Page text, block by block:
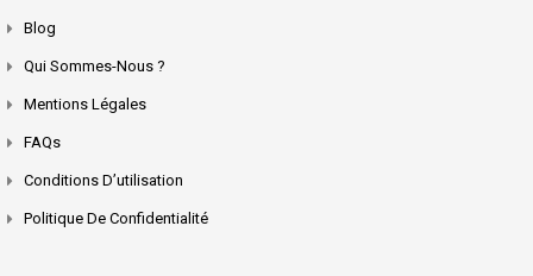
Blog
Qui Sommes-Nous ?
Mentions Légales
FAQs
Conditions D’utilisation
Politique De Confidentialité